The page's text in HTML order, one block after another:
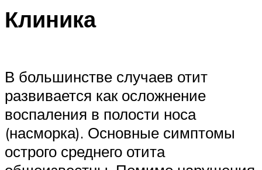
Клиника
В большинстве случаев отит
развивается как осложнение
воспаления в полости носа
(насморка). Основные симптомы
острого среднего отита